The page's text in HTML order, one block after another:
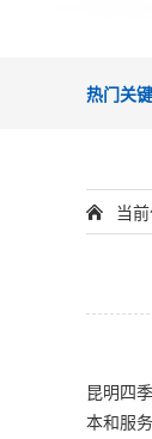
热门关键
当前
昆明四
本和服